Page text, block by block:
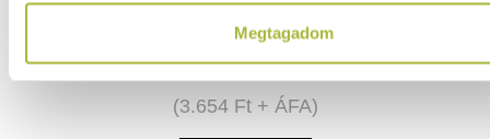
Megtagadom
4.640Ft
(3.654 Ft+ ÁFA)